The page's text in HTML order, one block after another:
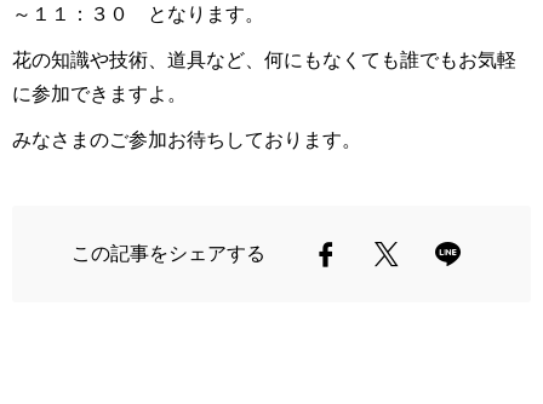
～１１：３０ となります。
花の知識や技術、道具など、何にもなくても誰でもお気軽
に参加できますよ。
みなさまのご参加お待ちしております。
この記事をシェアする